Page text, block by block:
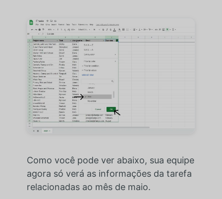
Como você pode ver abaixo, sua equipe
agora só verá as informações da tarefa
relacionadas ao mês de maio.